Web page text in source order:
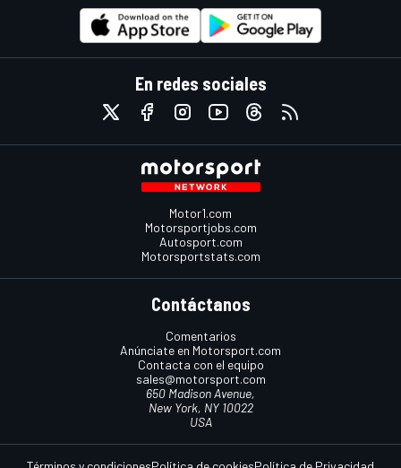
En redes sociales
Motor1.com
Motorsportjobs.com
Autosport.com
Motorsportstats.com
Contáctanos
Comentarios
Anúnciate en Motorsport.com
Contacta con el equipo
sales@motorsport.com
650 Madison Avenue,
New York, NY 10022
USA